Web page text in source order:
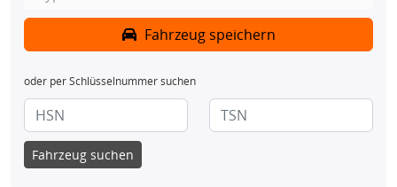
Fahrzeug speichern
oder per Schlüsselnummer suchen
Fahrzeug suchen